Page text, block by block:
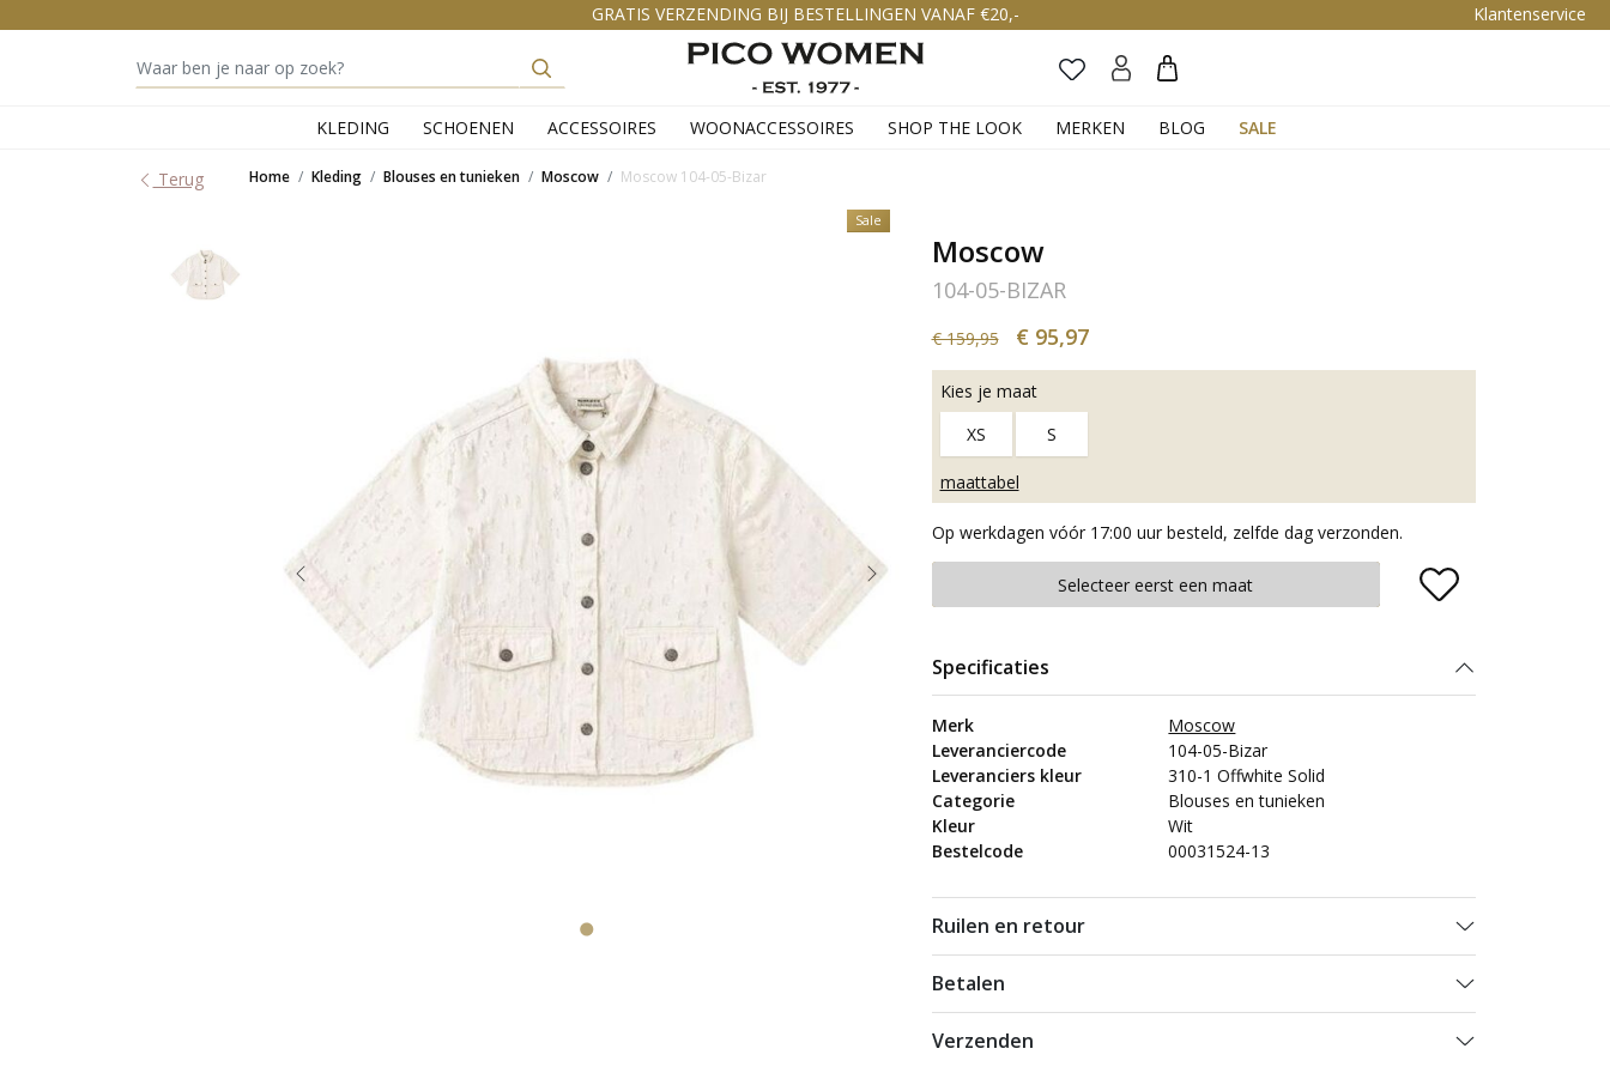
GRATIS VERZENDING BIJ BESTELLINGEN VANAF €20,- Klantenservice
KLEDING SCHOENEN ACCESSOIRES WOONACCESSOIRES SHOP THE LOOK MERKEN BLOG SALE
Zoeken
Terug Home Kleding Blouses en tunieken Moscow Moscow 104-05-Bizar
Sale
Moscow
104-05-BIZAR
€ 159,95 € 95,97
Kies je maat
XS
S
maattabel
Op werkdagen vóór 17:00 uur besteld, zelfde dag verzonden.
Plaats in winkelmand
Selecteer eerst een maat
Specificaties
Merk
Moscow
Leveranciercode
104-05-Bizar
Leveranciers kleur
310-1 Offwhite Solid
Categorie
Blouses en tunieken
Kleur
Wit
Bestelcode
00031524-13
Ruilen en retour
Betalen
Verzenden